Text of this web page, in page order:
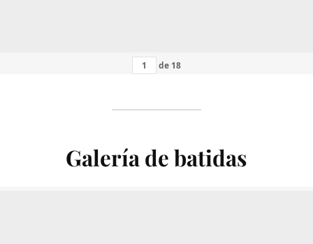
de 18
Galería de batidas